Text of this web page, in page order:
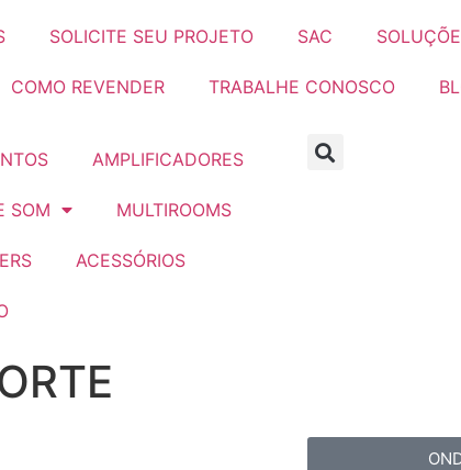
SOLICITE SEU PROJETO SAC
COMO REVENDER TRABALHE CONOSCO
AMPLIFICADORES
SOM MULTIROOMS
ACESSÓRIOS